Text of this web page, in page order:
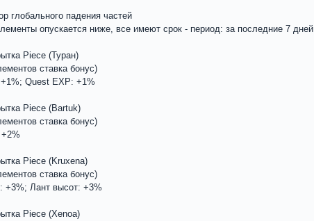
глобального падения частей
опускается ниже, все имеют срок - период: за последние 7 дней
Piece (Туран)
ставка бонус)
Quest EXP: +1%
Piece (Bartuk)
ставка бонус)
Piece (Kruxena)
ставка бонус)
+3%; Лант высот: +3%
Piece (Xenoa)